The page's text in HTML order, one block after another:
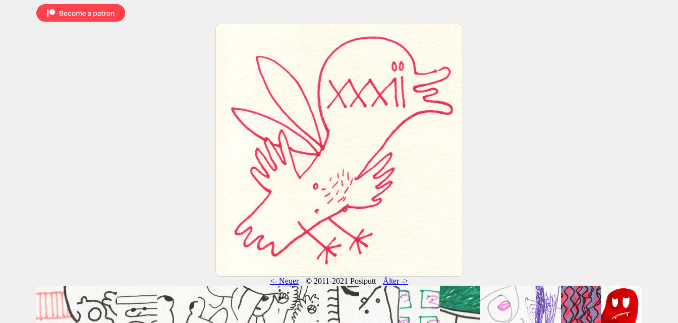
<- Neuer © 2011-2021 Posiputt Älter ->